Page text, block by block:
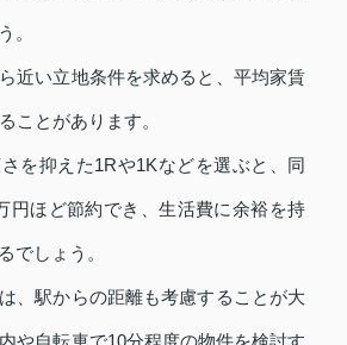
。
近い立地条件を求めると、平均家賃
ことがあります。
を抑えた1Rや1Kなどを選ぶと、同
円ほど節約でき、生活費に余裕を持
でしょう。
、駅からの距離も考慮することが大
や自転車で10分程度の物件を検討す